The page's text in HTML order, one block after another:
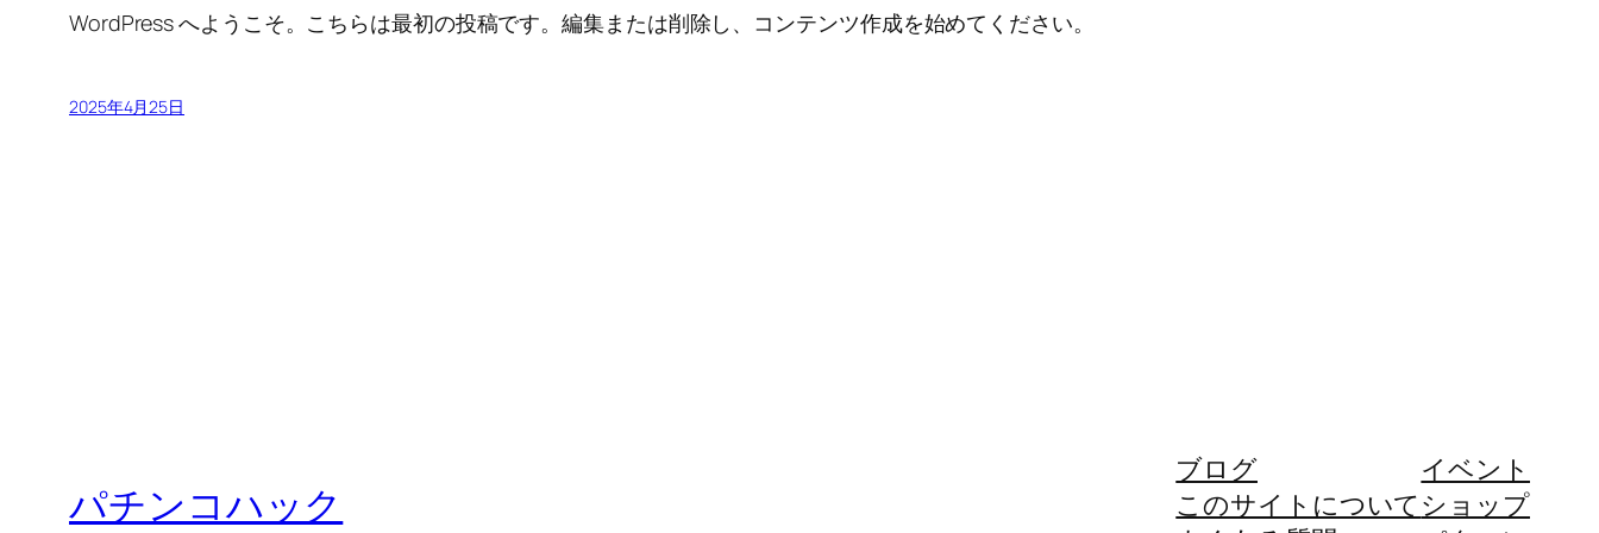
WordPress へようこそ。こちらは最初の投稿です。編集または削除し、コンテンツ作成を始めてください。
2025年4月25日
パチンコハック
ブログ
このサイトについて
イベント
ショップ